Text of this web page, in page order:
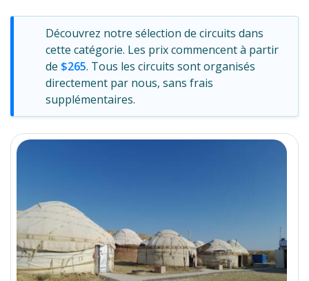
Découvrez notre sélection de circuits dans
cette catégorie. Les prix commencent à partir
de $265. Tous les circuits sont organisés
directement par nous, sans frais
supplémentaires.